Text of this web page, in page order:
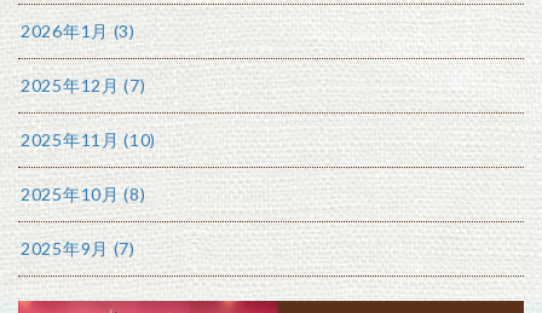
2026年1月 (3)
2025年12月 (7)
2025年11月 (10)
2025年10月 (8)
2025年9月 (7)